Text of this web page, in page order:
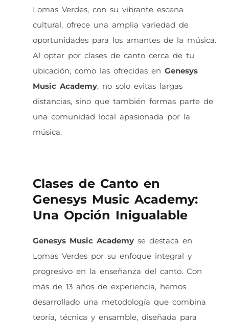
Lomas Verdes, con su vibrante escena
cultural, ofrece una amplia variedad de
oportunidades para los amantes de la música.
Al optar por clases de canto cerca de tu
ubicación, como las ofrecidas en Genesys
Music Academy, no solo evitas largas
distancias, sino que también formas parte de
una comunidad local apasionada por la
música.
Clases de Canto en
Genesys Music Academy:
Una Opción Inigualable
Genesys Music Academyse destaca en
Lomas Verdes por su enfoque integral y
progresivo en la enseñanza del canto. Con
más de 13 años de experiencia, hemos
desarrollado una metodología que combina
teoría, técnica y ensamble, diseñada para